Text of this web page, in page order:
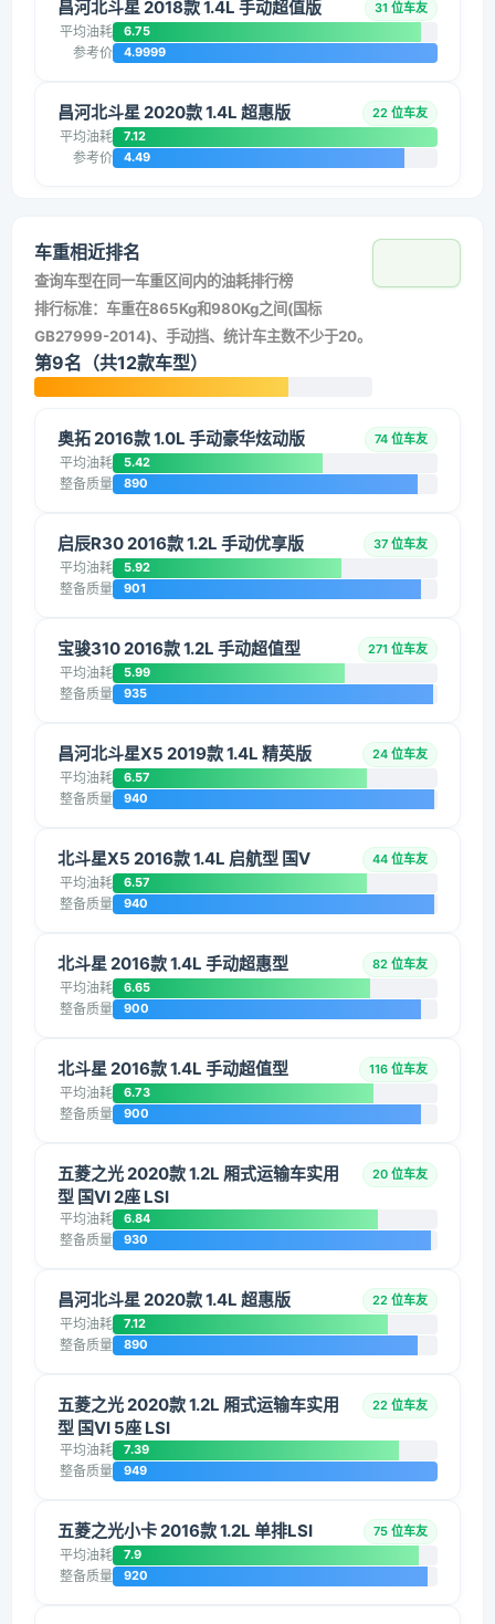
昌河北斗星 2018款 1.4L 手动超值版 31 位车友
平均油耗 6.75
参考价 4.9999
昌河北斗星 2020款 1.4L 超惠版 22 位车友
平均油耗 7.12
参考价 4.49
车重相近排名
查询车型在同一车重区间内的油耗排行榜
排行标准：车重在865Kg和980Kg之间(国标
GB27999-2014)、手动挡、统计车主数不少于20。
第9名（共12款车型）
奥拓 2016款 1.0L 手动豪华炫动版 74 位车友
平均油耗 5.42
整备质量 890
启辰R30 2016款 1.2L 手动优享版 37 位车友
平均油耗 5.92
整备质量 901
宝骏310 2016款 1.2L 手动超值型 271 位车友
平均油耗 5.99
整备质量 935
昌河北斗星X5 2019款 1.4L 精英版 24 位车友
平均油耗 6.57
整备质量 940
北斗星X5 2016款 1.4L 启航型 国V 44 位车友
平均油耗 6.57
整备质量 940
北斗星 2016款 1.4L 手动超惠型 82 位车友
平均油耗 6.65
整备质量 900
北斗星 2016款 1.4L 手动超值型 116 位车友
平均油耗 6.73
整备质量 900
五菱之光 2020款 1.2L 厢式运输车实用
型 国VI 2座 LSI
20 位车友
平均油耗 6.84
整备质量 930
昌河北斗星 2020款 1.4L 超惠版 22 位车友
平均油耗 7.12
整备质量 890
五菱之光 2020款 1.2L 厢式运输车实用
型 国VI 5座 LSI
22 位车友
平均油耗 7.39
整备质量 949
五菱之光小卡 2016款 1.2L 单排LSI 75 位车友
平均油耗 7.9
整备质量 920